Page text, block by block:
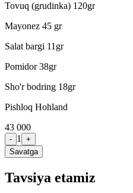
Tovuq (grudinka) 120gr
Mayonez 45 gr
Salat bargi 11gr
Pomidor 38gr
Sho'r bodring 18gr
Pishloq Hohland
43 000
- 1
+
Savatga
Tavsiya etamiz